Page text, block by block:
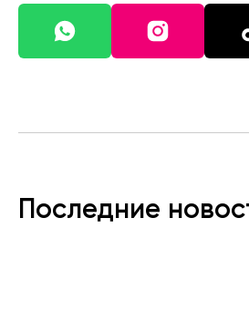
Последние